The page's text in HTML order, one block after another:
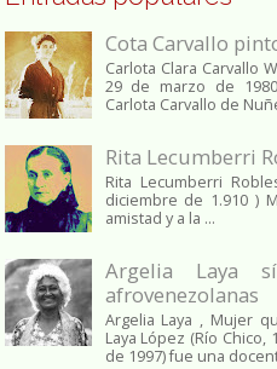
Cota Carvallo
Carlota Clara Carvallo
29 de marzo de
Carlota Carvallo de
Rita Lecumberri
Rita Lecumberri
diciembre de 1.910 )
amistad y a la ...
Argelia Laya
afrovenezolanas
Argelia Laya , Mujer
Laya López (Río
de 1997) fue una